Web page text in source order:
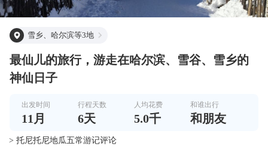
雪乡、哈尔滨等3地
最仙儿的旅行，游走在哈尔滨、雪谷、雪乡的
神仙日子
出发时间
11 月
行程天数
6天
人均花费
5.0千
和谁出行
和朋友
> 托尼托尼地瓜五常游记评论